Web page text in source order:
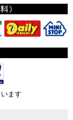
ます